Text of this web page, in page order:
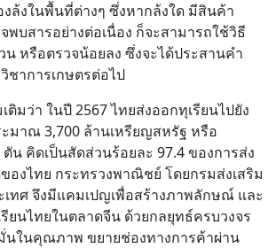
งในพื้นที่ต่างๆ ซึ่งหากล้งใด มีสินค้า
บสารอย่างต่อเนื่อง ก็จะสามารถใช้วิธี
น หรือตรวจน้อยลง ซึ่งจะได้ประสานคำ
ชาการเกษตรต่อไป
ติมว่า ในปี 2567 ไทยส่งออกทุเรียนไปยัง
มาณ 3,700 ล้านเหรียญสหรัฐ หรือ
น คิดเป็นสัดส่วนร้อยละ 97.4 ของการส่ง
องไทย กระทรวงพาณิชย์ โดยกรมส่งเสริม
เทศ จึงมีแคมเปญเพื่อสร้างภาพลักษณ์ และ
รียนไทยในตลาดจีน ด้วยกลยุทธ์ครบวงจร
นในคุณภาพ ขยายช่องทางการค้าผ่าน